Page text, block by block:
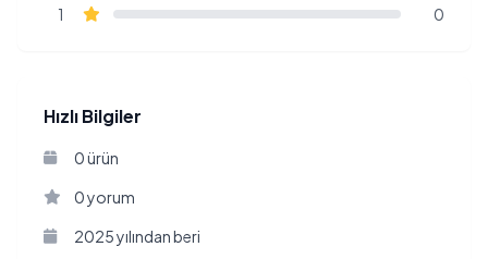
1
0
Hızlı Bilgiler
0 ürün
0 yorum
2025 yılından beri